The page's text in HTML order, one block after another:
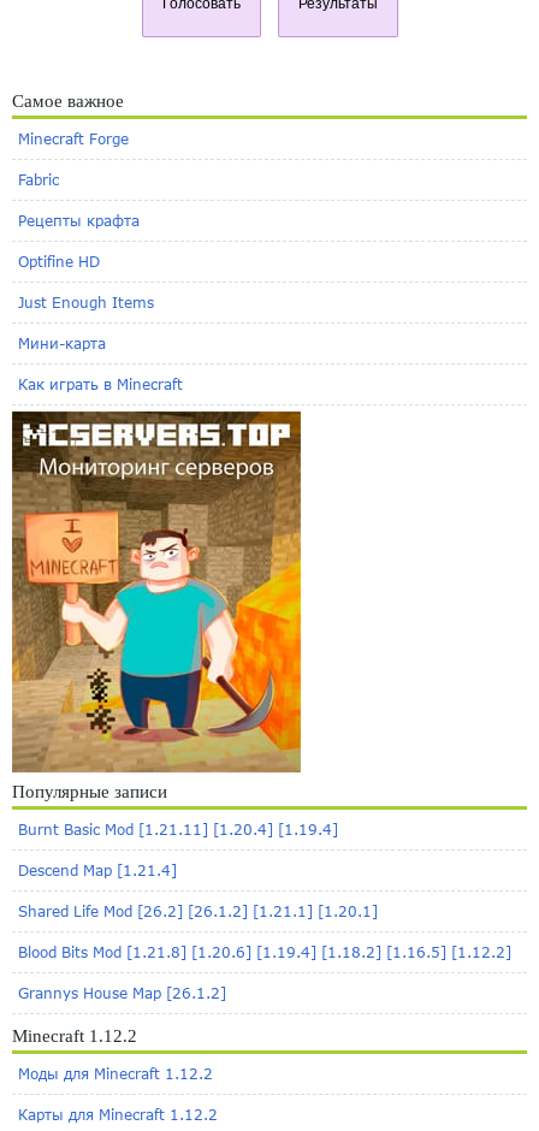
Самое важное
Minecraft Forge
Fabric
Рецепты крафта
Optifine HD
Just Enough Items
Мини-карта
Как играть в Minecraft
Популярные записи
Burnt Basic Mod [1.21.11] [1.20.4] [1.19.4]
Descend Map [1.21.4]
Shared Life Mod [26.2] [26.1.2] [1.21.1] [1.20.1]
Blood Bits Mod [1.21.8] [1.20.6] [1.19.4] [1.18.2] [1.16.5] [1.12.2]
Grannys House Map [26.1.2]
Minecraft 1.12.2
Моды для Minecraft 1.12.2
Карты для Minecraft 1.12.2